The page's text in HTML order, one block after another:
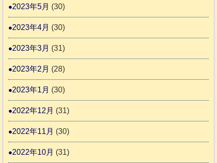
2023年5月 (30)
2023年4月 (30)
2023年3月 (31)
2023年2月 (28)
2023年1月 (30)
2022年12月 (31)
2022年11月 (30)
2022年10月 (31)